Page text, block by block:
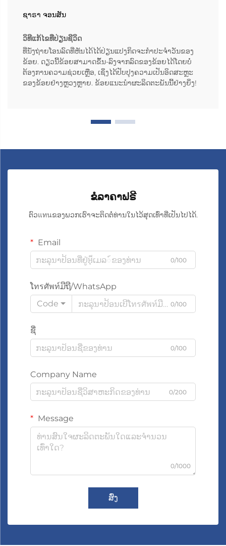
ຊາຣາ ຈອນສັນ
ວິທີແກ້ໄຂທີ່ປ່ຽນຊີວິດ
ທີ່ນັ່ງຖ່າຍໂອນລົດທີ່ຫັນໄດ້ໄດ້ປ່ຽນແປງກິດຈະກຳປະຈຳວັນຂອງ
ຂ້ອຍ. ດຽວນີ້ຂ້ອຍສາມາດຂຶ້ນ-ລົງຈາກລົດຂອງຂ້ອຍໄດ້ໂດຍບໍ່
ຕ້ອງການຄວາມຊ່ວຍເຫຼືອ, ເຊິ່ງໄດ້ປັບປຸງຄວາມເປັນອິດສະຫຼະ
ຂອງຂ້ອຍຢ່າງຫຼວງຫຼາຍ. ຂ້ອຍແນະນຳຜະລິດຕະພັນນີ້ຢ່າງຍິ່ງ!
ຂໍລາຄາຟຣີ
ຕົວแทนຂອງພວກເຮົາຈະຕິດຕໍ່ທ່ານໃນໄວ້ສຸດເທົ່າທີ່ເປັນໄປໄດ້.
Email
0/100
ໂทรศัพท์ມືຖື/WhatsApp
Code
0/100
ຊື່
0/100
Company Name
0/200
Message
0/1000
ສົ່ງ